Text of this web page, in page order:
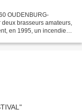
OUDENBURG-
brasseurs amateurs,
en 1995, un incendie